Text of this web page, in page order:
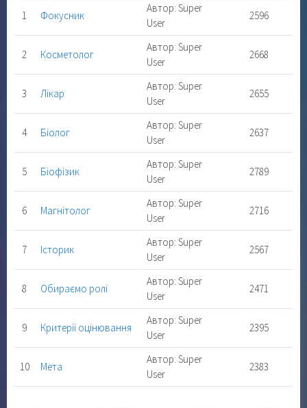
1 Фокусник
Автор: Super
User
2596
2 Косметолог
Автор: Super
User
2668
3 Лікар
Автор: Super
User
2655
4 Біолог
Автор: Super
User
2637
5 Біофізик
Автор: Super
User
2789
6 Магнітолог
Автор: Super
User
2716
7 Історик
Автор: Super
User
2567
8 Обираємо ролі
Автор: Super
User
2471
9 Критерії оцінювання
Автор: Super
User
2395
10 Мета
Автор: Super
User
2383